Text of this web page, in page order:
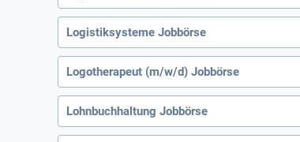
Logistiksysteme Jobbörse
Logotherapeut (m/w/d) Jobbörse
Lohnbuchhaltung Jobbörse